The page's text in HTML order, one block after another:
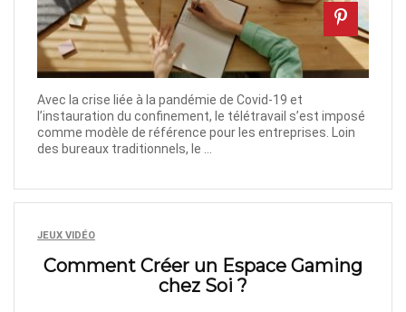
Avec la crise liée à la pandémie de Covid-19 et
l’instauration du confinement, le télétravail s’est imposé
comme modèle de référence pour les entreprises. Loin
des bureaux traditionnels, le ...
JEUX VIDÉO
Comment Créer un Espace Gaming
chez Soi ?